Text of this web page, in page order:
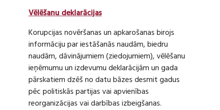
Vēlēšanu deklarācijas
Korupcijas novēršanas un apkarošanas birojs
informāciju par iestāšanās naudām, biedru
naudām, dāvinājumiem (ziedojumiem), vēlēšanu
ieņēmumu un izdevumu deklarācijām un gada
pārskatiem dzēš no datu bāzes desmit gadus
pēc politiskās partijas vai apvienības
reorganizācijas vai darbības izbeigšanas.